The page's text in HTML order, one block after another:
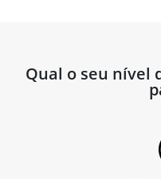
Qual o seu nível